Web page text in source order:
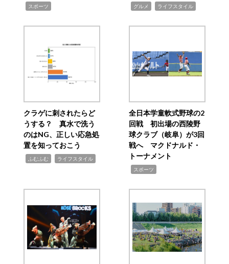
スポーツ グルメ ライフスタイル
クラゲに刺されたらど
うする？ 真水で洗う
のはNG、正しい応急処
置を知っておこう
ふむふむ ライフスタイル
全日本学童軟式野球の2
回戦 初出場の西陵野
球クラブ（岐阜）が3回
戦へ マクドナルド・
トーナメント
スポーツ